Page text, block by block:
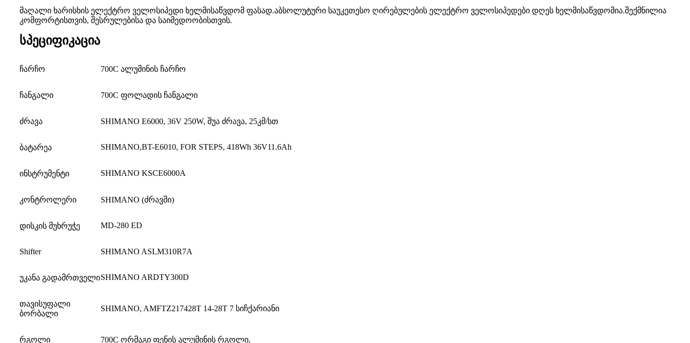
მაღალი ხარისხის ელექტრო ველოსიპედი ხელმისაწვდომ ფასად.აბსოლუტური საუკეთესო ღირებულების ელექტრო ველოსიპედები დღეს ხელმისაწვდომია.შექმნილია
კომფორტისთვის, შესრულებისა და საიმედოობისთვის.
სპეციფიკაცია
ჩარჩო 700C ალუმინის ჩარჩო
ჩანგალი 700C ფოლადის ჩანგალი
ძრავა SHIMANO E6000, 36V 250W, შუა ძრავა, 25კმ/სთ
ბატარეა SHIMANO,BT-E6010, FOR STEPS, 418Wh 36V11.6Ah
ინსტრუმენტი SHIMANO KSCE6000A
კონტროლერი SHIMANO (ძრავში)
დისკის მუხრუჭე MD-280 ED
Shifter SHIMANO ASLM310R7A
უკანა გადამრთველიSHIMANO ARDTY300D
თავისუფალი
ბორბალი
SHIMANO, AMFTZ217428T 14-28T 7 სიჩქარიანი
რგოლი 700C ორმაგი ფენის ალუმინის რგოლი,